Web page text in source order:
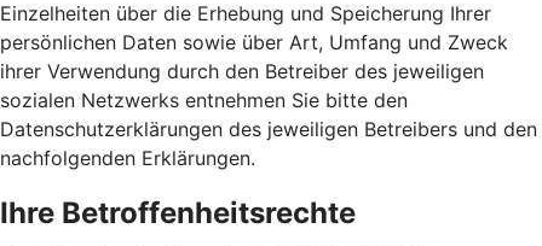
Einzelheiten über die Erhebung und Speicherung Ihrer
persönlichen Daten sowie über Art, Umfang und Zweck
ihrer Verwendung durch den Betreiber des jeweiligen
sozialen Netzwerks entnehmen Sie bitte den
Datenschutzerklärungen des jeweiligen Betreibers und den
nachfolgenden Erklärungen.
Ihre Betroffenheitsrechte